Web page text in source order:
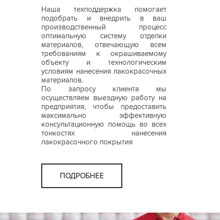
Наша техподдержка помогает
подобрать и внедрить в ваш
производственный процесс
оптимальную систему отделки
материалов, отвечающую всем
требованиям к окрашиваемому
объекту и технологическим
условиям нанесения лакокрасочных
материалов.
По запросу клиента мы
осуществляем выездную работу на
предприятия, чтобы предоставить
максимально эффективную
консультационную помощь во всех
тонкостях нанесения
лакокрасочного покрытия
ПОДРОБНЕЕ